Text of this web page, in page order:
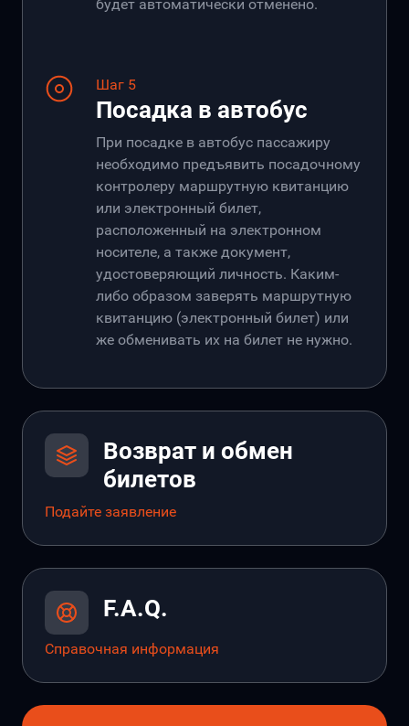
будет автоматически отменено.
Шаг 5
Посадка в автобус
При посадке в автобус пассажиру
необходимо предъявить посадочному
контролеру маршрутную квитанцию
или электронный билет,
расположенный на электронном
носителе, а также документ,
удостоверяющий личность. Каким-
либо образом заверять маршрутную
квитанцию (электронный билет) или
же обменивать их на билет не нужно.
Возврат и обмен
билетов
Подайте заявление
F.A.Q.
Справочная информация